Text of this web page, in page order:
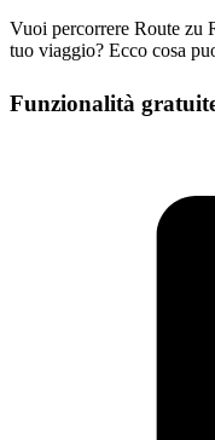
Vuoi percorrere Route zu
tuo viaggio? Ecco cosa
Funzionalità